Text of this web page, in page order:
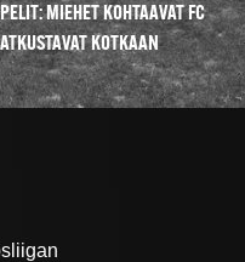
MIEHET KOHTAAVAT FC
KOTKAAN